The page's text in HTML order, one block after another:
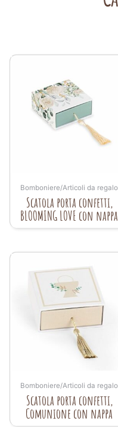
Bomboniere/Articoli da regalo
Scatola porta confetti,
BLOOMING LOVE con nappa
Bomboniere/Articoli da regalo
Scatola porta confetti,
Comunione con nappa